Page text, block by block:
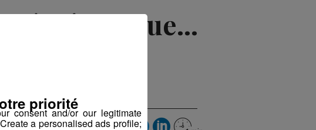
à l'élastique...
!
consent and/or our legitimate
a personalised ads profile;
priorité